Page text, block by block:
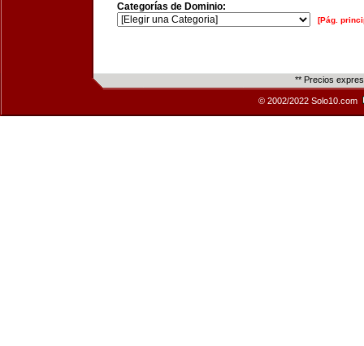
Categorías de Dominio:
[Pág.
** Precios
© 2002/2022 Solo10.com